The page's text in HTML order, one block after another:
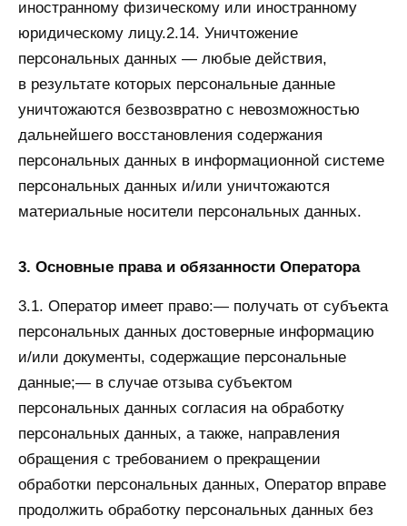
иностранному физическому или иностранному
юридическому лицу.2.14. Уничтожение
персональных данных — любые действия,
в результате которых персональные данные
уничтожаются безвозвратно с невозможностью
дальнейшего восстановления содержания
персональных данных в информационной системе
персональных данных и/или уничтожаются
материальные носители персональных данных.
3. Основные права и обязанности Оператора
3.1. Оператор имеет право:— получать от субъекта
персональных данных достоверные информацию
и/или документы, содержащие персональные
данные;— в случае отзыва субъектом
персональных данных согласия на обработку
персональных данных, а также, направления
обращения с требованием о прекращении
обработки персональных данных, Оператор вправе
продолжить обработку персональных данных без